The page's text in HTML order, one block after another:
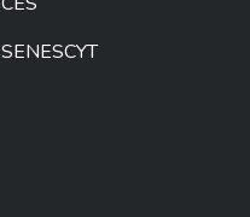
SENESCYT